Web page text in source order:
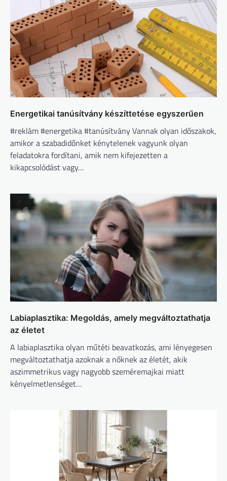
Energetikai tanúsítvány készíttetése egyszerűen
#reklám #energetika #tanúsítvány Vannak olyan időszakok,
amikor a szabadidőnket kénytelenek vagyunk olyan
feladatokra fordítani, amik nem kifejezetten a
kikapcsolódást vagy…
Labiaplasztika: Megoldás, amely megváltoztathatja
az életet
A labiaplasztika olyan műtéti beavatkozás, ami lényegesen
megváltoztathatja azoknak a nőknek az életét, akik
aszimmetrikus vagy nagyobb szeméremajkai miatt
kényelmetlenséget…